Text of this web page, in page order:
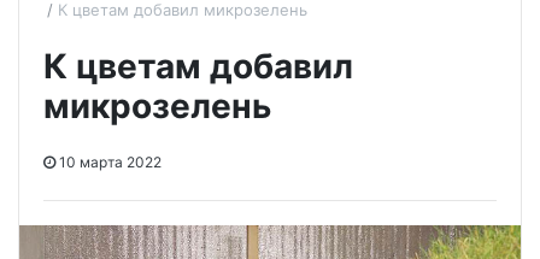
К цветам добавил микрозелень
К цветам добавил
микрозелень
10 марта 2022